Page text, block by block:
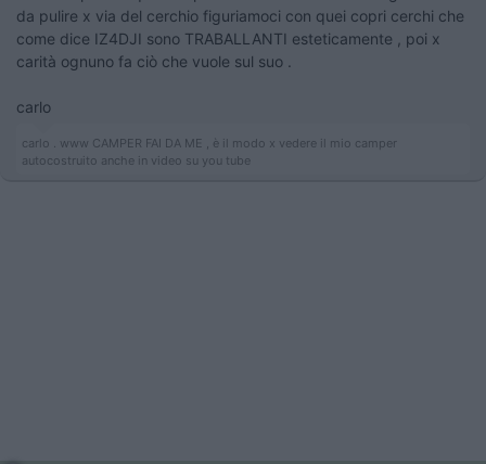
da pulire x via del cerchio figuriamoci con quei copri cerchi che
come dice IZ4DJI sono TRABALLANTI esteticamente , poi x
carità ognuno fa ciò che vuole sul suo .
carlo
carlo . www CAMPER FAI DA ME , è il modo x vedere il mio camper
autocostruito anche in video su you tube